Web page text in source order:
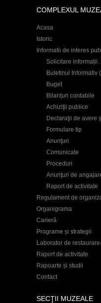
COMPLEXUL
Acasa
Istoric
Informatii de interes
Solicitare informații.
Buletinul Informativ
Buget
Bilanțuri contabile
Achiziţii publice
Declaraţii de avere
Formulare tip
Anunţuri
Comunicate
Proceduri
Anunţuri de
Raport de activitate
Regulament de
Organigrama
Carieră
Programe și strategii
Laborator de
Raport de activitate
Rapoarte și studii
Contact
SECŢII MUZEALE